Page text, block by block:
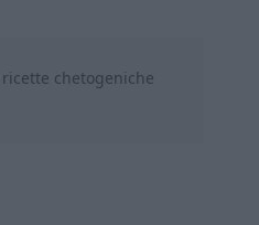
chetogeniche